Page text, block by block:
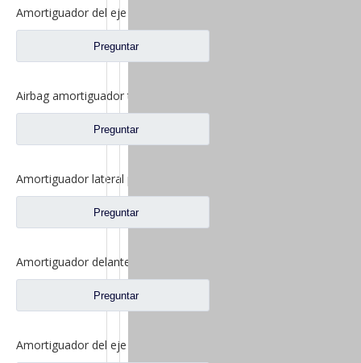
Preguntar
Preguntar
Preguntar
Preguntar